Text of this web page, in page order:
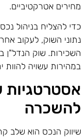
אטרקטיביים.
להצליח בניהול
השוק, לעקוב
שוק הנדל"ן
עשויה להוות
הנכס הוא שלב